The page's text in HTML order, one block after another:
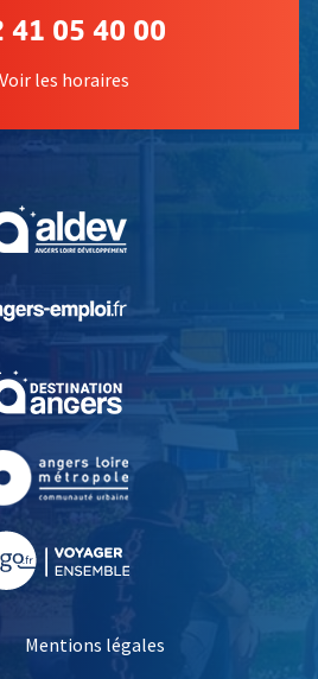
41 05 40 00
Voir les horaires
, Ouvre une nouvelle
, Ouvre une nouvelle
Mentions légales